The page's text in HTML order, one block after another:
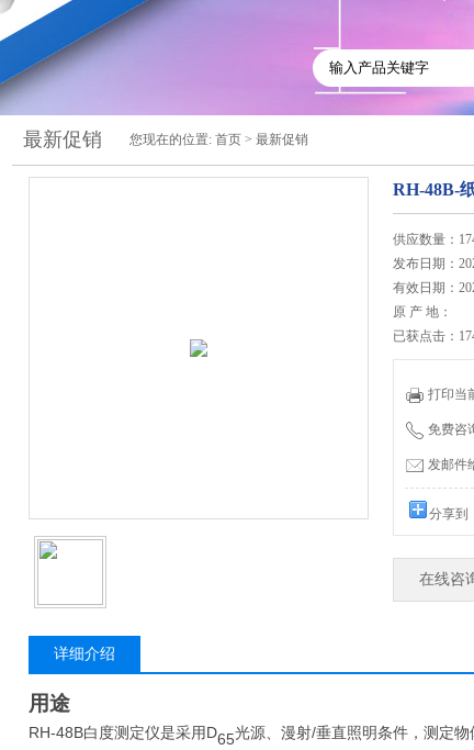
最新促销 您现在的位置: 首页 > 最新促销
RH-48B-
供应数量：
发布日期：
有效日期：
原 产 地：
已获点击：
打印当
免费咨
发邮件
分享到
在线咨
详细介绍
用途
RH-48B白度测定仪是采用 D65光源、漫射/垂直照明条件， 测定物